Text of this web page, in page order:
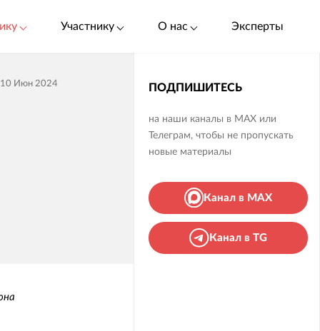
Участнику О нас Эксперты
10 Июн 2024 ПОДПИШИТЕСЬ
на наши каналы в MAX или
Телеграм, чтобы не пропускать
новые материалы
Канал в MAX
Канал в TG